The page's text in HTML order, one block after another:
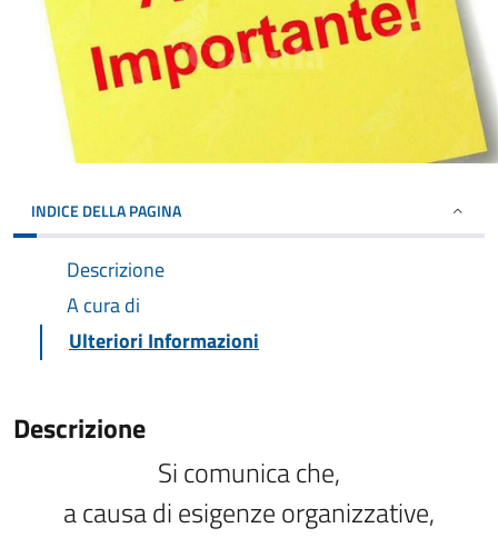
INDICE DELLA PAGINA
Descrizione
A cura di
Ulteriori Informazioni
Descrizione
Si comunica che,
a causa di esigenze organizzative,